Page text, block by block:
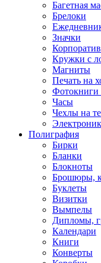
Багетная
Брелоки
Значки
Кружки с
Магниты
Печать на
Фотокниги
Часы
Чехлы на
Полиграфия
Бирки
Бланки
Блокноты
Брошюры,
Буклеты
Визитки
Вымпелы
Дипломы,
Календари
Книги
Конверты